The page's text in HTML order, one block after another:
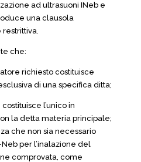
ad ultrasuoni INeb e
una clausola
che:
richiesto costituisce
di una specifica ditta;
l’unico in
la detta materia principale;
che non sia necessario
Neb per l’inalazione del
comprovata, come